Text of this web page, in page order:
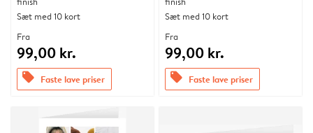
Sæt med 10 kort
Fra
99,00 kr.
offers Faste lave priser
Sæt med 10 kort
Fra
99,00 kr.
offers Faste lave priser